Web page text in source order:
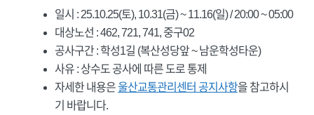
일시 : 25.10.25(토), 10.31(금) ~ 11.16(일) / 20:00 ~ 05:00
대상노선 : 462, 721, 741, 중구02
공사구간 : 학성1길 (복산성당앞 ~ 남운학성타운)
사유 : 상수도 공사에 따른 도로 통제
자세한 내용은울산교통관리센터 공지사항을 참고하시
기 바랍니다.